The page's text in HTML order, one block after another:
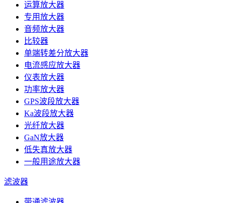
运算放大器
专用放大器
音频放大器
比较器
单端转差分放大器
电流感应放大器
仪表放大器
功率放大器
GPS波段放大器
Ka波段放大器
光纤放大器
GaN放大器
低失真放大器
一般用途放大器
滤波器